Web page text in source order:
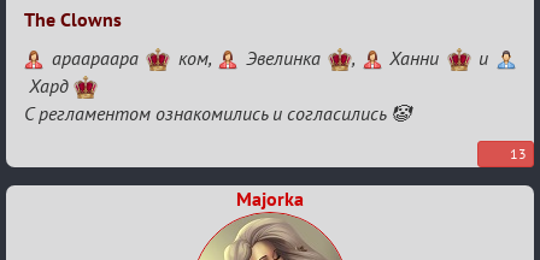
Re:
XV
Кубок
сумеречных
The Clowns
apaapaapa
ком, Эвелинка , Ханни
и
Хард
С регламентом ознакомились и согласились 🤡
13
Majorka